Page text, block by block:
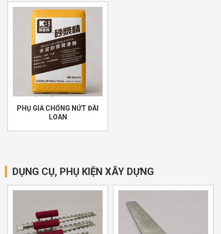
PHỤ GIA CHỐNG NỨT ĐÀI
LOAN
DỤNG CỤ, PHỤ KIỆN XÂY DỰNG